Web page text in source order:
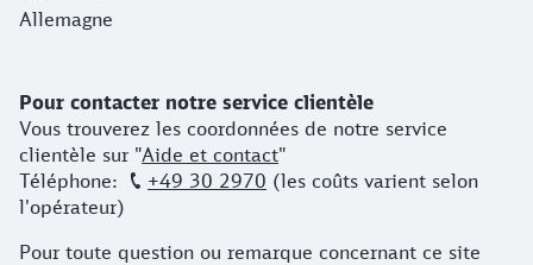
Allemagne
Prendre contact
Pour contacter notre service clientèle
Vous trouverez les coordonnées de notre service
clientèle sur "Aide et contact"
Téléphone:
+49 30 2970 (les coûts varient selon
l'opérateur)
Pour toute question ou remarque concernant ce site